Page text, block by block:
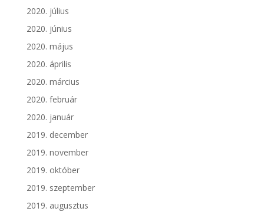
2020. július
2020. június
2020. május
2020. április
2020. március
2020. február
2020. január
2019. december
2019. november
2019. október
2019. szeptember
2019. augusztus